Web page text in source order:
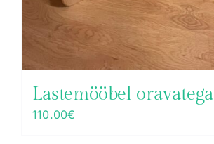
Lastemööbel oravatega
110.00€